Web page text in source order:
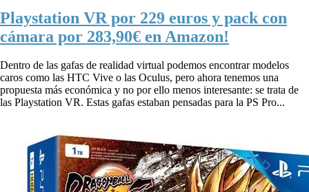
Playstation VR por 229 euros y pack con
cámara por 283,90€ en Amazon!
Dentro de las gafas de realidad virtual podemos encontrar modelos
caros como las HTC Vive o las Oculus, pero ahora tenemos una
propuesta más económica y no por ello menos interesante: se trata de
las Playstation VR. Estas gafas estaban pensadas para la PS Pro...